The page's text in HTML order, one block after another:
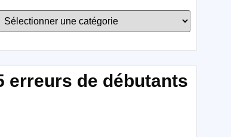
erreurs de débutants